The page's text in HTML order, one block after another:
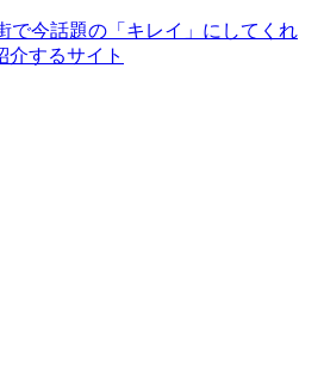
で今話題の「キレイ」にしてくれ
介するサイト